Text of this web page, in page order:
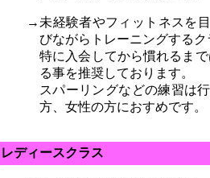
→未経験者やフィットネスを
びながらトレーニングする
特に入会してから慣れるま
る事を推奨しております。
スパーリングなどの練習は
方、女性の方におすめです。
レディースクラス